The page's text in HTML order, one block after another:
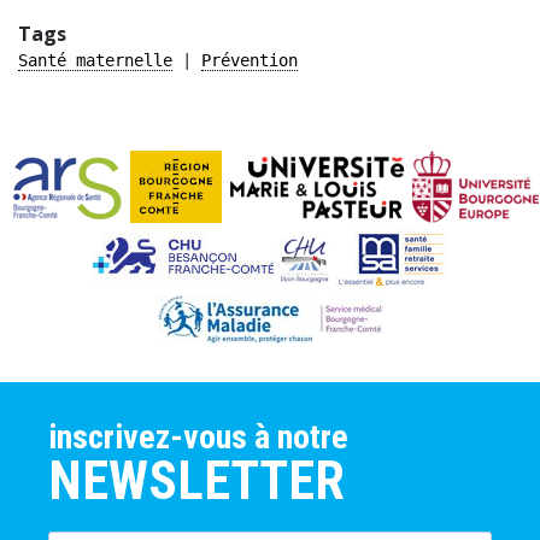
Tags
Santé maternelle Prévention
inscrivez-vous à notre
NEWSLETTER